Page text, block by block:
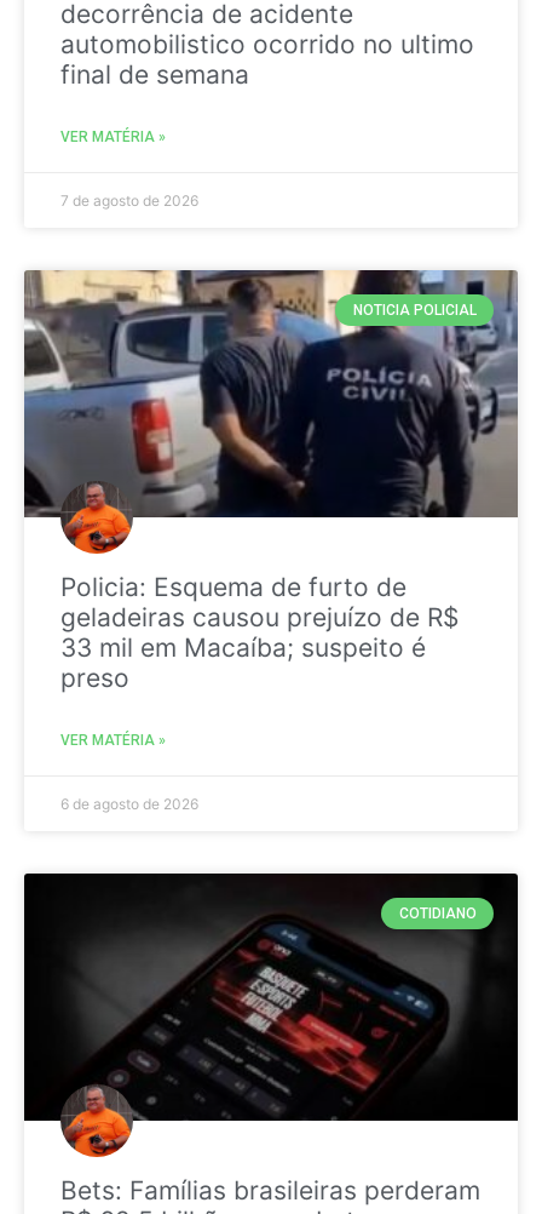
decorrência de acidente
automobilistico ocorrido no ultimo
final de semana
VER MATÉRIA »
7 de agosto de 2026
NOTICIA POLICIAL
Policia: Esquema de furto de
geladeiras causou prejuízo de R$
33 mil em Macaíba; suspeito é
preso
VER MATÉRIA »
6 de agosto de 2026
COTIDIANO
Bets: Famílias brasileiras perderam